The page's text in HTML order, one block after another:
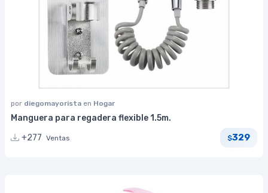
por diegomayorista en Hogar
Manguera para regadera flexible 1.5m.
+277 Ventas $329